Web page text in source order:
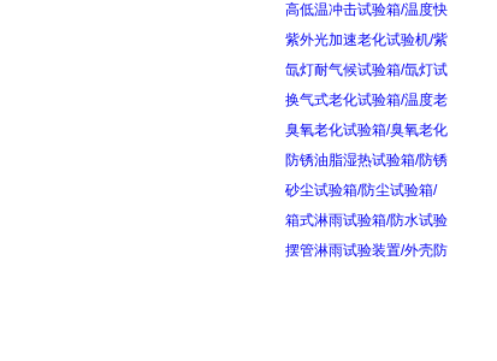
高低温冲击试验箱/温度快
紫外光加速老化试验机/紫
氙灯耐气候试验箱/氙灯试
换气式老化试验箱/温度老
臭氧老化试验箱/臭氧老化
防锈油脂湿热试验箱/防锈
砂尘试验箱/防尘试验箱/
箱式淋雨试验箱/防水试验
摆管淋雨试验装置/外壳防